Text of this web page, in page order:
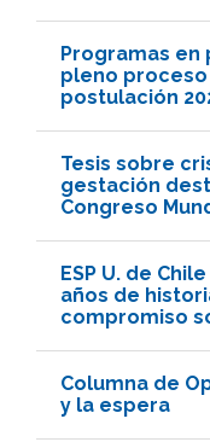
Programas en
pleno
postulación
Tesis sobre
gestación
Congreso
ESP U. de
años de
compromiso
Columna de
y la espera